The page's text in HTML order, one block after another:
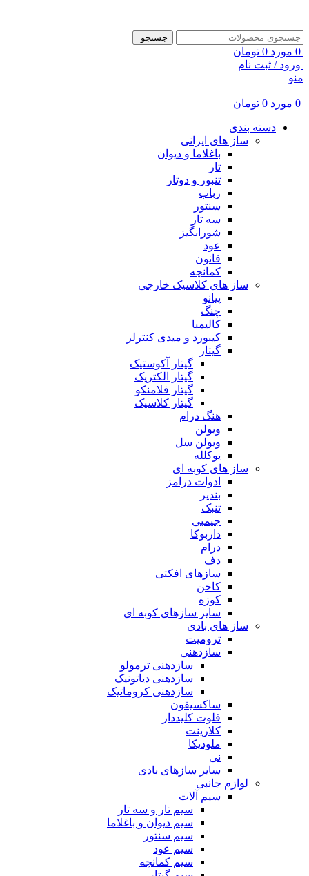
جستجو
0 مورد 0 تومان
ورود / ثبت نام
منو
0 مورد 0 تومان
دسته بندی
ساز های ایرانی
باغلاما و دیوان
تار
تنبور و دوتار
رباب
سنتور
سه تار
شورانگیز
عود
قانون
کمانچه
ساز های کلاسیک خارجی
پیانو
چنگ
کالیمبا
کیبورد و میدی کنترلر
گیتار
گیتار آکوستیک
گیتار الکتریک
گیتار فلامنکو
گیتار کلاسیک
هنگ درام
ویولن
ویولن سل
یوکلله
ساز های کوبه ای
ادوات درامز
بندیر
تنبک
جیمبی
داربوکا
درام
دف
سازهای افکتی
کاخن
کوزه
سایر سازهای کوبه ای
ساز های بادی
ترومپت
سازدهنی
سازدهنی ترمولو
سازدهنی دیاتونیک
سازدهنی کروماتیک
ساکسیفون
فلوت کلیددار
کلارینت
ملودیکا
نی
سایر سازهای بادی
لوازم جانبی
سیم آلات
سیم تار و سه تار
سیم دیوان و باغلاما
سیم سنتور
سیم عود
سیم کمانچه